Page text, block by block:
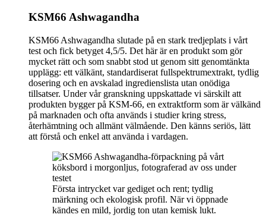
KSM66 Ashwagandha
KSM66 Ashwagandha slutade på en stark tredjeplats i vårt
test och fick betyget 4,5/5. Det här är en produkt som gör
mycket rätt och som snabbt stod ut genom sitt genomtänkta
upplägg: ett välkänt, standardiserat fullspektrumextrakt, tydlig
dosering och en avskalad ingredienslista utan onödiga
tillsatser. Under vår granskning uppskattade vi särskilt att
produkten bygger på KSM-66, en extraktform som är välkänd
på marknaden och ofta används i studier kring stress,
återhämtning och allmänt välmående. Den känns seriös, lätt
att förstå och enkel att använda i vardagen.
Första intrycket var gediget och rent; tydlig
märkning och ekologisk profil. När vi öppnade
kändes en mild, jordig ton utan kemisk lukt.